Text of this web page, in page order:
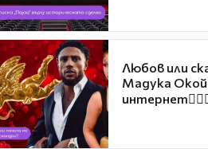
Любов или
Мадука